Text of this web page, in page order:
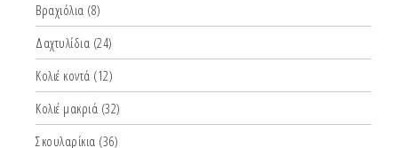
Βραχιόλια (8)
Δαχτυλίδια (24)
Κολιέ κοντά (12)
Κολιέ μακριά (32)
Σκουλαρίκια (36)